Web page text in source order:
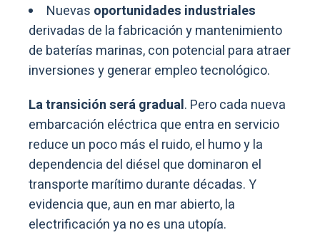
Nuevas oportunidades industriales
derivadas de la fabricación y mantenimiento
de baterías marinas, con potencial para atraer
inversiones y generar empleo tecnológico.
La transición será gradual. Pero cada nueva
embarcación eléctrica que entra en servicio
reduce un poco más el ruido, el humo y la
dependencia del diésel que dominaron el
transporte marítimo durante décadas. Y
evidencia que, aun en mar abierto, la
electrificación ya no es una utopía.